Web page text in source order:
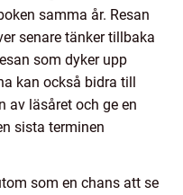
samma år. Resan
senare tänker tillbaka
som dyker upp
kan också bidra till
av läsåret och ge en
sista terminen
som en chans att se